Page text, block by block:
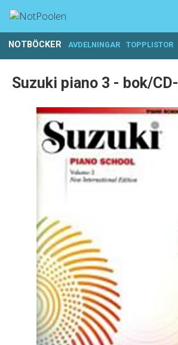
NOTBÖCKER AVDELNINGAR TOPPLISTOR
Suzuki piano 3 - bok/